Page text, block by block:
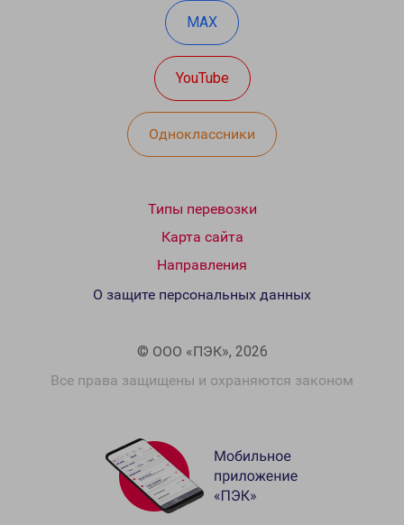
MAX
YouTube
Одноклассники
Типы перевозки
Карта сайта
Направления
© ООО «ПЭК», 2026
Все права защищены и охраняются законом
О защите персональных данных